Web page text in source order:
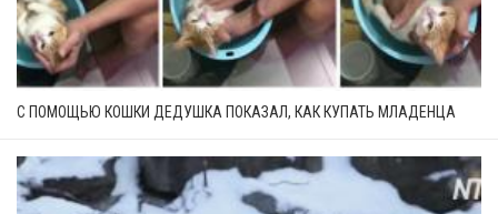
С ПОМОЩЬЮ КОШКИ ДЕДУШКА ПОКАЗАЛ, КАК КУПАТЬ МЛАДЕНЦА